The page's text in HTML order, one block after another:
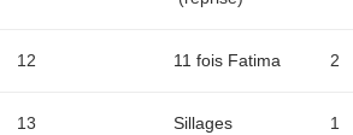
12 11 fois Fatima 2
13 Sillages 1